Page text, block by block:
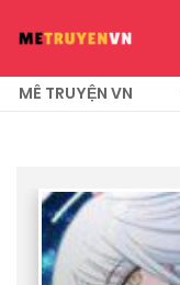
MÊ TRUYỆN VN